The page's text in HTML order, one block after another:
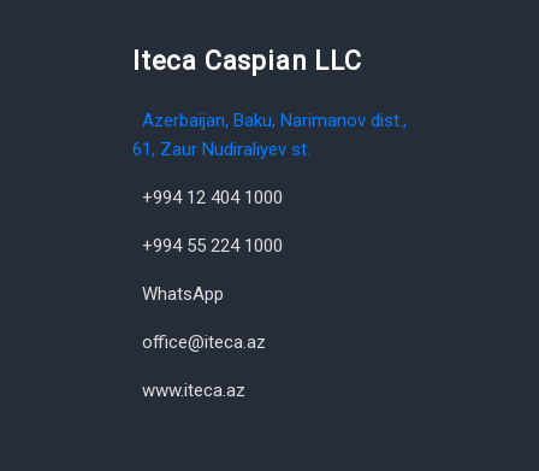
Iteca Caspian LLC
Azerbaijan, Baku, Narimanov dist.,
61, Zaur Nudiraliyev st.
+994 12 404 1000
+994 55 224 1000
WhatsApp
office@iteca.az
www.iteca.az